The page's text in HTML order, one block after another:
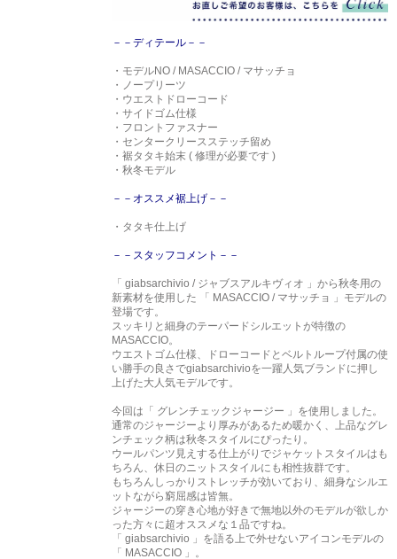
－－ディテール－－
・モデルNO / MASACCIO / マサッチョ
・ノープリーツ
・ウエストドローコード
・サイドゴム仕様
・フロントファスナー
・センタークリースステッチ留め
・裾タタキ始末 ( 修理が必要です )
・秋冬モデル
－－オススメ裾上げ－－
・タタキ仕上げ
－－スタッフコメント－－
「 giabsarchivio / ジャブスアルキヴィオ 」から秋冬用の
新素材を使用した 「 MASACCIO / マサッチョ 」モデルの
登場です。
スッキリと細身のテーパードシルエットが特徴の
MASACCIO。
ウエストゴム仕様、ドローコードとベルトループ付属の使
い勝手の良さでgiabsarchivioを一躍人気ブランドに押し
上げた大人気モデルです。
今回は「 グレンチェックジャージー 」を使用しました。
通常のジャージーより厚みがあるため暖かく、上品なグレ
ンチェック柄は秋冬スタイルにぴったり。
ウールパンツ見えする仕上がりでジャケットスタイルはも
ちろん、休日のニットスタイルにも相性抜群です。
もちろんしっかりストレッチが効いており、細身なシルエ
ットながら窮屈感は皆無。
ジャージーの穿き心地が好きで無地以外のモデルが欲しか
った方々に超オススメな１品ですね。
「 giabsarchivio 」を語る上で外せないアイコンモデルの
「 MASACCIO 」。